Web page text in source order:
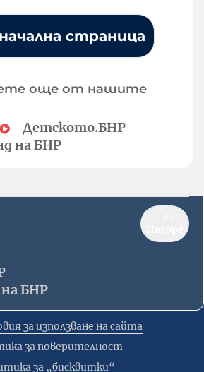
страница
още от нашите
Детското.БНР
на БНР
БНР
за използване на сайта
за поверителност
за „бисквитки“